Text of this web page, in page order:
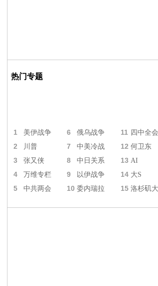
热门专题
1 美伊战争 6 俄乌战争 11 四中全会
2 川普 7 中美冷战 12 何卫东
3 张又侠 8 中日关系 13 AI
4 万维专栏 9 以伊战争 14 大S
5 中共两会 10 委内瑞拉 15 洛杉矶